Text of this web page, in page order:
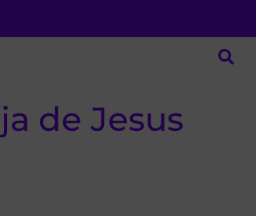
de Jesus